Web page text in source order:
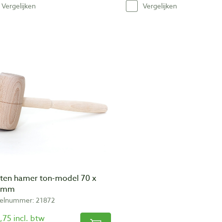
Vergelijken
Vergelijken
hamer ton-model 70 x
21872
incl. btw